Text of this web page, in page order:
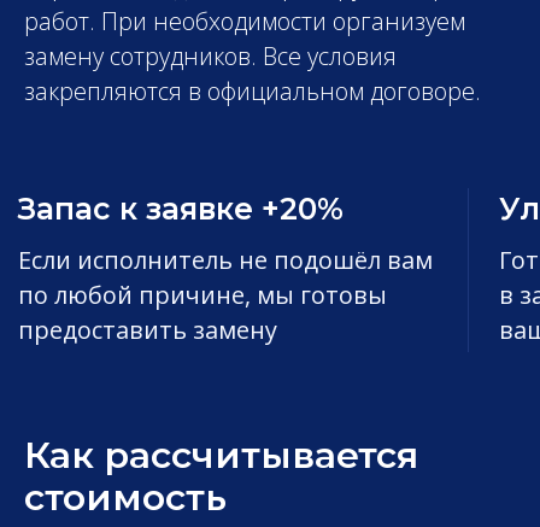
работ. При необходимости организуем
замену сотрудников. Все условия
закрепляются в официальном договоре.
Как рассчитывается
стоимость